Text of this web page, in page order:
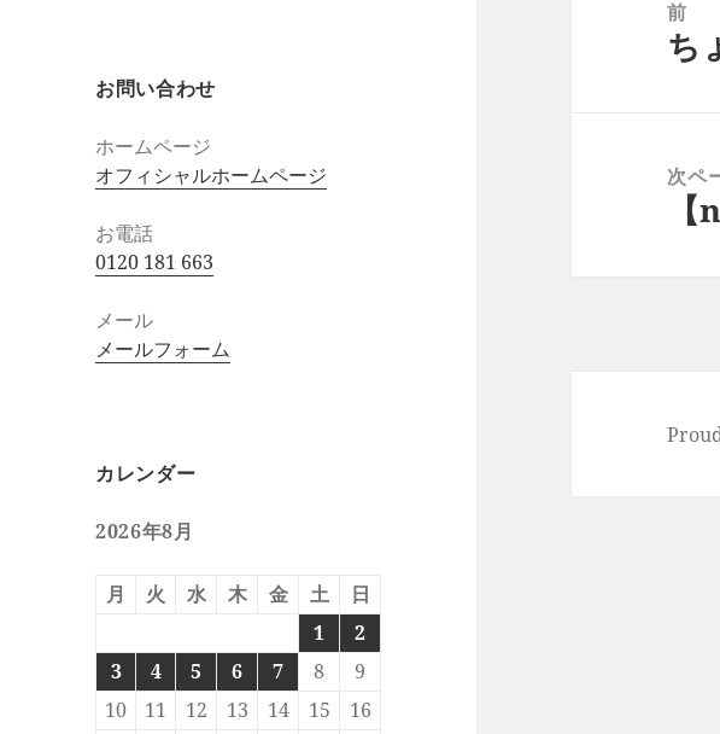
お問い合わせ
ホームページ
オフィシャルホームページ
お電話
0120 181 663
メール
メールフォーム
カレンダー
2026年8月
月 火 水 木 金 土
日
1
2
3
4 5 6 7 8
9
10
11 12 13 14 15
16
前
前
ち
次ペ